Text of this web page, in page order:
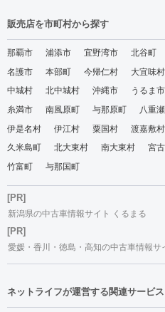
販売店を市町村から探す
那覇市 浦添市 宜野湾市 北谷町
名護市
本部町 今帰仁村 大宜味村
中城村
北中城村 沖縄市 うるま市
糸満市
南風原町 与那原町 八重
伊是名村
伊江村 粟国村 渡嘉敷村
久米島町
北大東村 南大東村 宮
竹富町
与那国町
[PR]
新潟県の中古車情報サイト くるまる
[PR]
愛媛・香川・徳島・高知の中古車情報サ
ネットライフが運営する関連サービス